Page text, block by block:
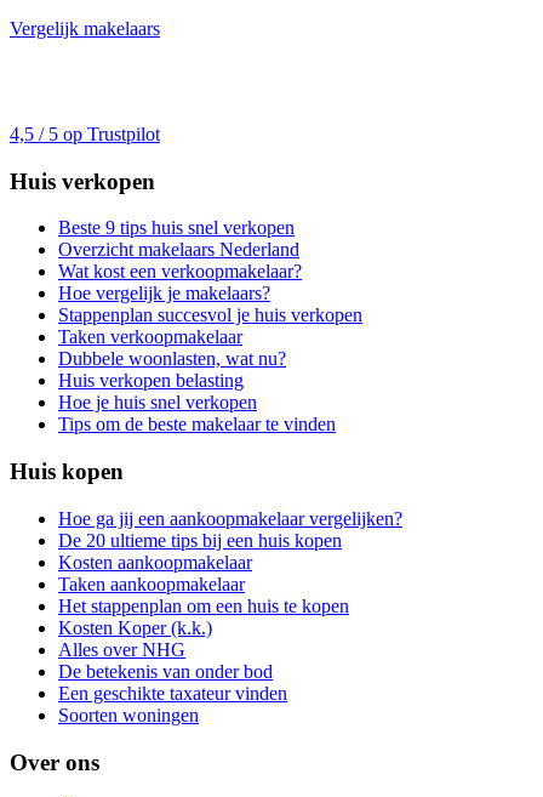
Vergelijk makelaars
4,5 / 5 op Trustpilot
Huis verkopen
Beste 9 tips huis snel verkopen
Overzicht makelaars Nederland
Wat kost een verkoopmakelaar?
Hoe vergelijk je makelaars?
Stappenplan succesvol je huis verkopen
Taken verkoopmakelaar
Dubbele woonlasten, wat nu?
Huis verkopen belasting
Hoe je huis snel verkopen
Tips om de beste makelaar te vinden
Huis kopen
Hoe ga jij een aankoopmakelaar vergelijken?
De 20 ultieme tips bij een huis kopen
Kosten aankoopmakelaar
Taken aankoopmakelaar
Het stappenplan om een huis te kopen
Kosten Koper (k.k.)
Alles over NHG
De betekenis van onder bod
Een geschikte taxateur vinden
Soorten woningen
Over ons